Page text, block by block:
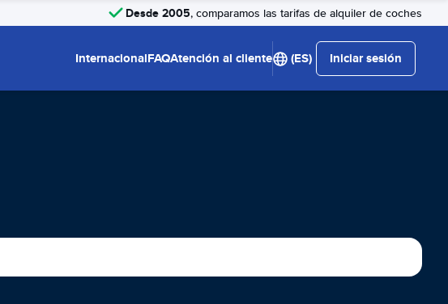
Desde 2005, comparamos las tarifas de alquiler de coches
InternacionalFAQAtención al cliente (ES) Iniciar sesión